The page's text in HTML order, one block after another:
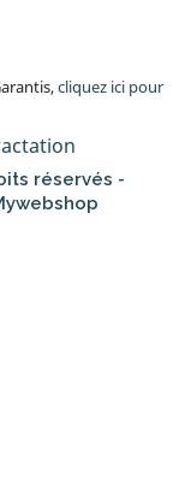
cliquez ici pour
réservés -